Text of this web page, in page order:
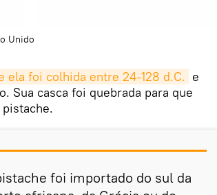
Unido
ela foi colhida entre 24-128 d.C. e
Sua casca foi quebrada para que
foi importado do sul da